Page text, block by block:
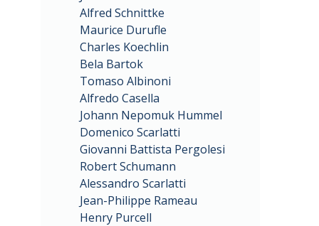
Alfred Schnittke
Maurice Durufle
Charles Koechlin
Bela Bartok
Tomaso Albinoni
Alfredo Casella
Johann Nepomuk Hummel
Domenico Scarlatti
Giovanni Battista Pergolesi
Robert Schumann
Alessandro Scarlatti
Jean-Philippe Rameau
Henry Purcell